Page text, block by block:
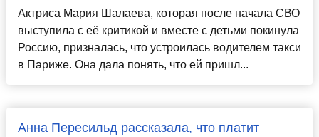
Актриса Мария Шалаева, которая после начала СВО
выступила с её критикой и вместе с детьми покинула
Россию, призналась, что устроилась водителем такси
в Париже. Она дала понять, что ей пришл...
Анна Пересильд рассказала, что платит